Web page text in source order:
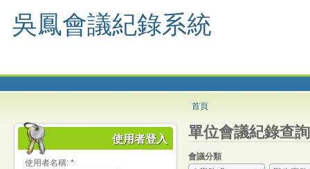
吳鳳會議紀錄系統
首頁
使用者登入
使用者名稱: *
單位會議紀錄查詢
會議分類